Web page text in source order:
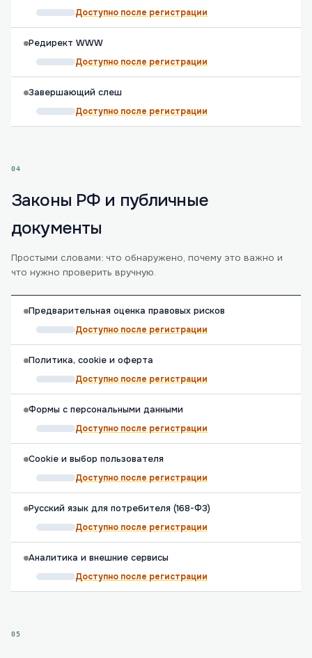
Доступно после регистрации
Редирект WWW
Доступно после регистрации
Завершающий слеш
Доступно после регистрации
04
Законы РФ и публичные
документы
Простыми словами: что обнаружено, почему это важно и
что нужно проверить вручную.
Предварительная оценка правовых рисков
Доступно после регистрации
Политика, cookie и оферта
Доступно после регистрации
Формы с персональными данными
Доступно после регистрации
Cookie и выбор пользователя
Доступно после регистрации
Русский язык для потребителя (168-ФЗ)
Доступно после регистрации
Аналитика и внешние сервисы
Доступно после регистрации
05